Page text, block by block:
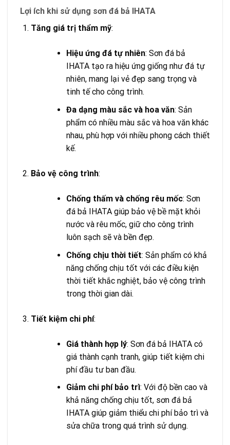
Lợi ích khi sử dụng sơn đá bả IHATA
Tăng giá trị thẩm mỹ:
Hiệu ứng đá tự nhiên: Sơn đá bả
IHATA tạo ra hiệu ứng giống như đá tự
nhiên, mang lại vẻ đẹp sang trọng và
tinh tế cho công trình.
Đa dạng màu sắc và hoa văn: Sản
phẩm có nhiều màu sắc và hoa văn khác
nhau, phù hợp với nhiều phong cách thiết
kế.
Bảo vệ công trình:
Chống thấm và chống rêu mốc: Sơn
đá bả IHATA giúp bảo vệ bề mặt khỏi
nước và rêu mốc, giữ cho công trình
luôn sạch sẽ và bền đẹp.
Chống chịu thời tiết: Sản phẩm có khả
năng chống chịu tốt với các điều kiện
thời tiết khắc nghiệt, bảo vệ công trình
trong thời gian dài.
Tiết kiệm chi phí:
Giá thành hợp lý: Sơn đá bả IHATA có
giá thành cạnh tranh, giúp tiết kiệm chi
phí đầu tư ban đầu.
Giảm chi phí bảo trì: Với độ bền cao và
khả năng chống chịu tốt, sơn đá bả
IHATA giúp giảm thiểu chi phí bảo trì và
sửa chữa trong quá trình sử dụng.